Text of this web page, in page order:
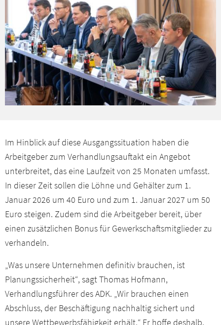
Im Hinblick auf diese Ausgangssituation haben die
Arbeitgeber zum Verhandlungsauftakt ein Angebot
unterbreitet, das eine Laufzeit von 25 Monaten umfasst.
In dieser Zeit sollen die Löhne und Gehälter zum 1.
Januar 2026 um 40 Euro und zum 1. Januar 2027 um 50
Euro steigen. Zudem sind die Arbeitgeber bereit, über
einen zusätzlichen Bonus für Gewerkschaftsmitglieder zu
verhandeln.
„Was unsere Unternehmen definitiv brauchen, ist
Planungssicherheit“, sagt Thomas Hofmann,
Verhandlungsführer des ADK. „Wir brauchen einen
Abschluss, der Beschäftigung nachhaltig sichert und
unsere Wettbewerbsfähigkeit erhält.“ Er hoffe deshalb,